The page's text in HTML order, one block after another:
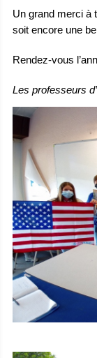
Un grand merci à
soit encore une
Rendez-vous
Les professeurs